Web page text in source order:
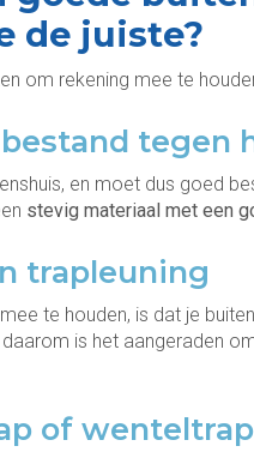
de juiste?
om rekening mee te
bestand tegen
en moet dus goed
stevig materiaal met een
trapleuning
te houden, is dat je
is het aangeraden
of wenteltrap